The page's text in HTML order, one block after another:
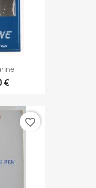
€
favorite_border